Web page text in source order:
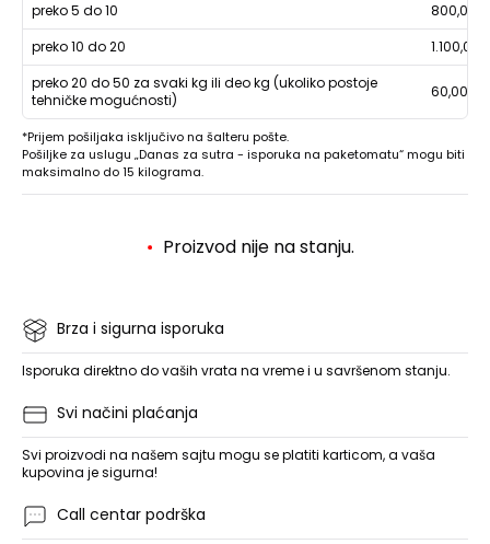
preko 5 do 10
800,00
preko 10 do 20
1.100,00
preko 20 do 50 za svaki kg ili deo kg (ukoliko postoje
tehničke mogućnosti)
60,00
*Prijem pošiljaka isključivo na šalteru pošte.
Pošiljke za uslugu „Danas za sutra - isporuka na paketomatu“ mogu biti
maksimalno do 15 kilograma.
Proizvod nije na stanju.
Brza i sigurna isporuka
Isporuka direktno do vaših vrata na vreme i u savršenom stanju.
Svi načini plaćanja
Svi proizvodi na našem sajtu mogu se platiti karticom, a vaša
kupovina je sigurna!
Call centar podrška